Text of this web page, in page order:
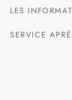
LES
SERVICE